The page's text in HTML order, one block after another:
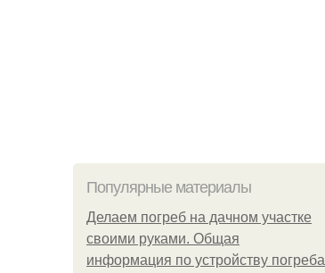
Популярные материалы
Делаем погреб на дачном участке
своими руками. Общая
информация по устройству погреба